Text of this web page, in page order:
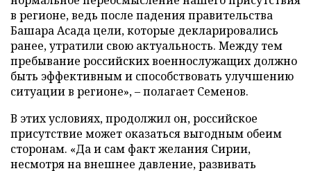
в регионе, ведь после падения правительства
Башара Асада цели, которые декларировались
ранее, утратили свою актуальность. Между тем
пребывание российских военнослужащих должно
быть эффективным и способствовать улучшению
ситуации в регионе», – полагает Семенов.
В этих условиях, продолжил он, российское
присутствие может оказаться выгодным обеим
сторонам. «Да и сам факт желания Сирии,
несмотря на внешнее давление, развивать